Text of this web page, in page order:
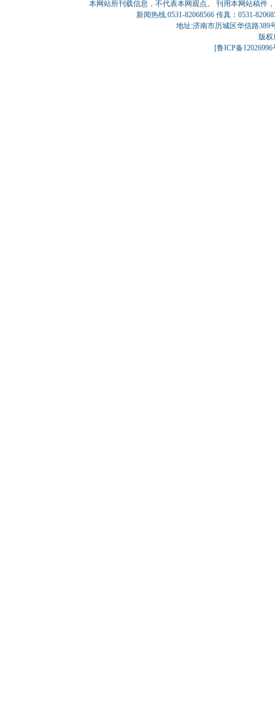
本网站所刊载信息，不代表本网观点。 刊用本网站稿件
新闻热线:0531-82068566 传真：0531-
地址:济南市历城区华信路389
版
[鲁ICP备12026996